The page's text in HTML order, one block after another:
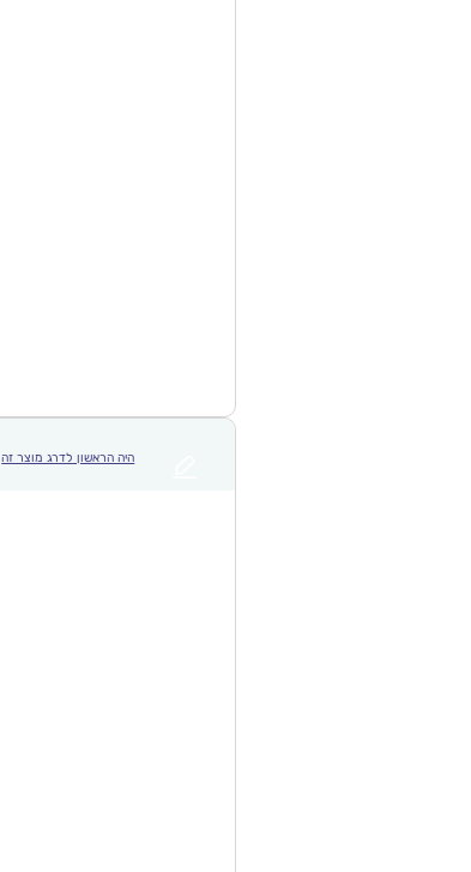
היה הראשון לדרג מוצר זה